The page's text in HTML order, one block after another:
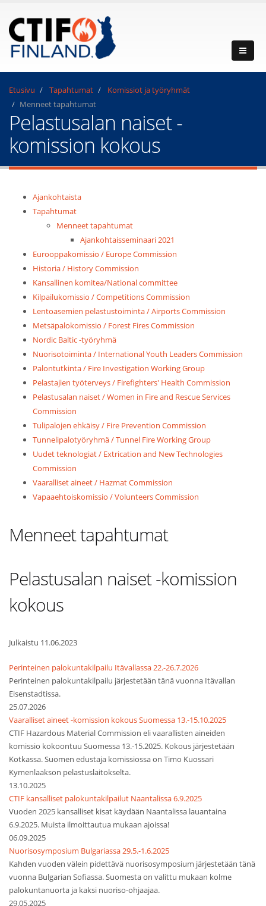
Etusivu Tapahtumat
Komissiot ja työryhmät
Menneet tapahtumat
Pelastusalan naiset -
komission kokous
Ajankohtaista
Tapahtumat
Menneet tapahtumat
Ajankohtaisseminaari 2021
Eurooppakomissio / Europe Commission
Historia / History Commission
Kansallinen komitea/National committee
Kilpailukomissio / Competitions Commission
Lentoasemien pelastustoiminta / Airports Commission
Metsäpalokomissio / Forest Fires Commission
Nordic Baltic -työryhmä
Nuorisotoiminta / International Youth Leaders Commission
Palontutkinta / Fire Investigation Working Group
Pelastajien työterveys / Firefighters' Health Commission
Pelastusalan naiset / Women in Fire and Rescue Services
Commission
Tulipalojen ehkäisy / Fire Prevention Commission
Tunnelipalotyöryhmä / Tunnel Fire Working Group
Uudet teknologiat / Extrication and New Technologies
Commission
Vaaralliset aineet / Hazmat Commission
Vapaaehtoiskomissio / Volunteers Commission
Menneet tapahtumat
Pelastusalan naiset -komission
kokous
Julkaistu 11.06.2023
Perinteinen palokuntakilpailu Itävallassa 22.-26.7.2026
Perinteinen palokuntakilpailu järjestetään tänä vuonna Itävallan
Eisenstadtissa.
25.07.2026
Vaaralliset aineet -komission kokous Suomessa 13.-15.10.2025
CTIF Hazardous Material Commission eli vaarallisten aineiden
komissio kokoontuu Suomessa 13.-15.2025. Kokous järjestetään
Kotkassa. Suomen edustaja komissiossa on Timo Kuossari
Kymenlaakson pelastuslaitokselta.
13.10.2025
CTIF kansalliset palokuntakilpailut Naantalissa 6.9.2025
Vuoden 2025 kansalliset kisat käydään Naantalissa lauantaina
6.9.2025. Muista ilmoittautua mukaan ajoissa!
06.09.2025
Nuorisosymposium Bulgariassa 29.5.-1.6.2025
Kahden vuoden välein pidettävä nuorisosymposium järjestetään tänä
vuonna Bulgarian Sofiassa. Suomesta on valittu mukaan kolme
palokuntanuorta ja kaksi nuoriso-ohjaajaa.
29.05.2025